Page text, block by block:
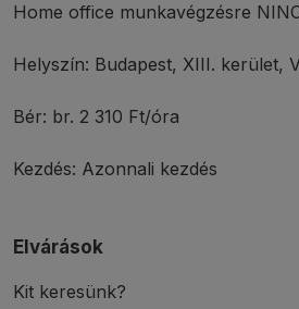
Home office munkavégzésre
Helyszín: Budapest, XIII. kerület,
Bér: br. 2 310 Ft/óra
Kezdés: Azonnali kezdés
Elvárások
Kit keresünk?